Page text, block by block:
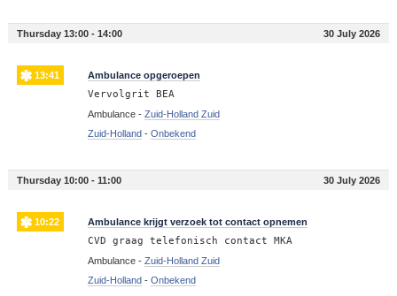
Thursday 13:00 - 14:00 30 July 2026
13:41 Ambulance opgeroepen
Vervolgrit BEA
Ambulance - Zuid-Holland Zuid
Zuid-Holland - Onbekend
Thursday 10:00 - 11:00 30 July 2026
10:22 Ambulance krijgt verzoek tot contact opnemen
CVD graag telefonisch contact MKA
Ambulance - Zuid-Holland Zuid
Zuid-Holland - Onbekend